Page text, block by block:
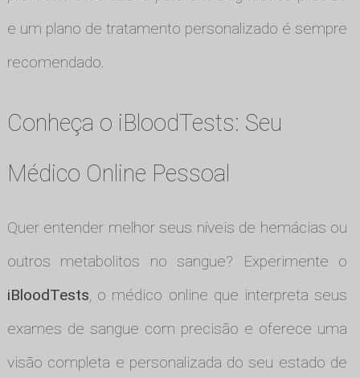
e um plano de tratamento personalizado é sempre
recomendado.
Conheça o iBloodTests: Seu
Médico Online Pessoal
Quer entender melhor seus níveis de hemácias ou
outros metabolitos no sangue? Experimente o
iBloodTests, o médico online que interpreta seus
exames de sangue com precisão e oferece uma
visão completa e personalizada do seu estado de